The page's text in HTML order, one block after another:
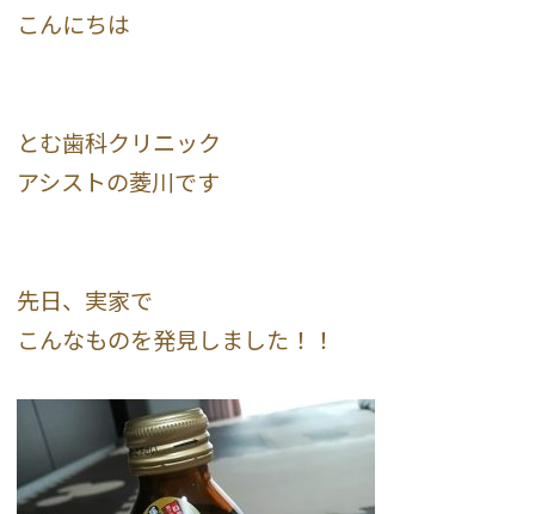
こんにちは
とむ歯科クリニック
アシストの菱川です
先日、実家で
こんなものを発見しました！！